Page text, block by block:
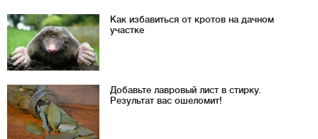
Как избавиться от кротов на дачном
участке
Добавьте лавровый лист в стирку.
Результат вас ошеломит!